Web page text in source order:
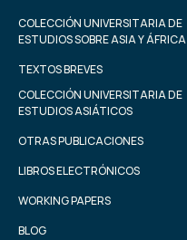
COLECCIÓN UNIVERSITARIA DE
ESTUDIOS SOBRE ASIA Y ÁFRICA
TEXTOS BREVES
COLECCIÓN UNIVERSITARIA DE
ESTUDIOS ASIÁTICOS
OTRAS PUBLICACIONES
LIBROS ELECTRÓNICOS
WORKING PAPERS
BLOG